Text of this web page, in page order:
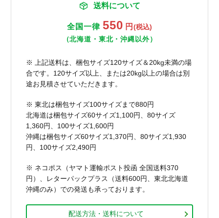
送料について
全国一律 550 円 (税込)
（北海道・東北・沖縄以外）
※ 上記送料は、梱包サイズ120サイズ＆20kg未満の場
合です。120サイズ以上、または20kg以上の場合は別
途お見積させていただきます。
※ 東北は梱包サイズ100サイズまで880円
北海道は梱包サイズ60サイズ1,100円、80サイズ
1,360円、100サイズ1,600円
沖縄は梱包サイズ60サイズ1,370円、80サイズ1,930
円、100サイズ2,490円
※ ネコポス（ヤマト運輸ポスト投函 全国送料370
円）、レターパックプラス（送料600円、東北北海道
沖縄のみ）での発送も承っております。
配送方法・送料について